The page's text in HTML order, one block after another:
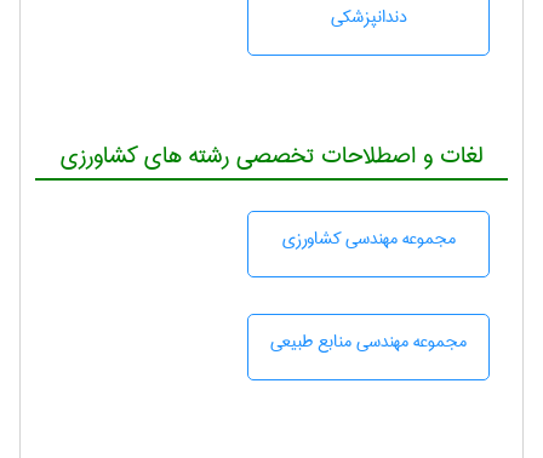
دندانپزشكی
لغات و اصطلاحات تخصصی رشته های کشاورزی
مجموعه مهندسی كشاورزی
مجموعه مهندسی منابع طبيعی